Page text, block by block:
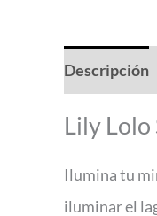
Descripción
Lily
Ilumina tu
iluminar el